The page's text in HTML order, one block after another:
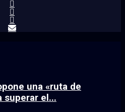
una «ruta de
superar el...